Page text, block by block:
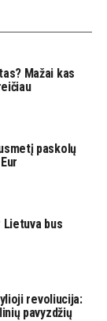
Mažai kas
paskolų
bus
revoliucija:
pavyzdžių